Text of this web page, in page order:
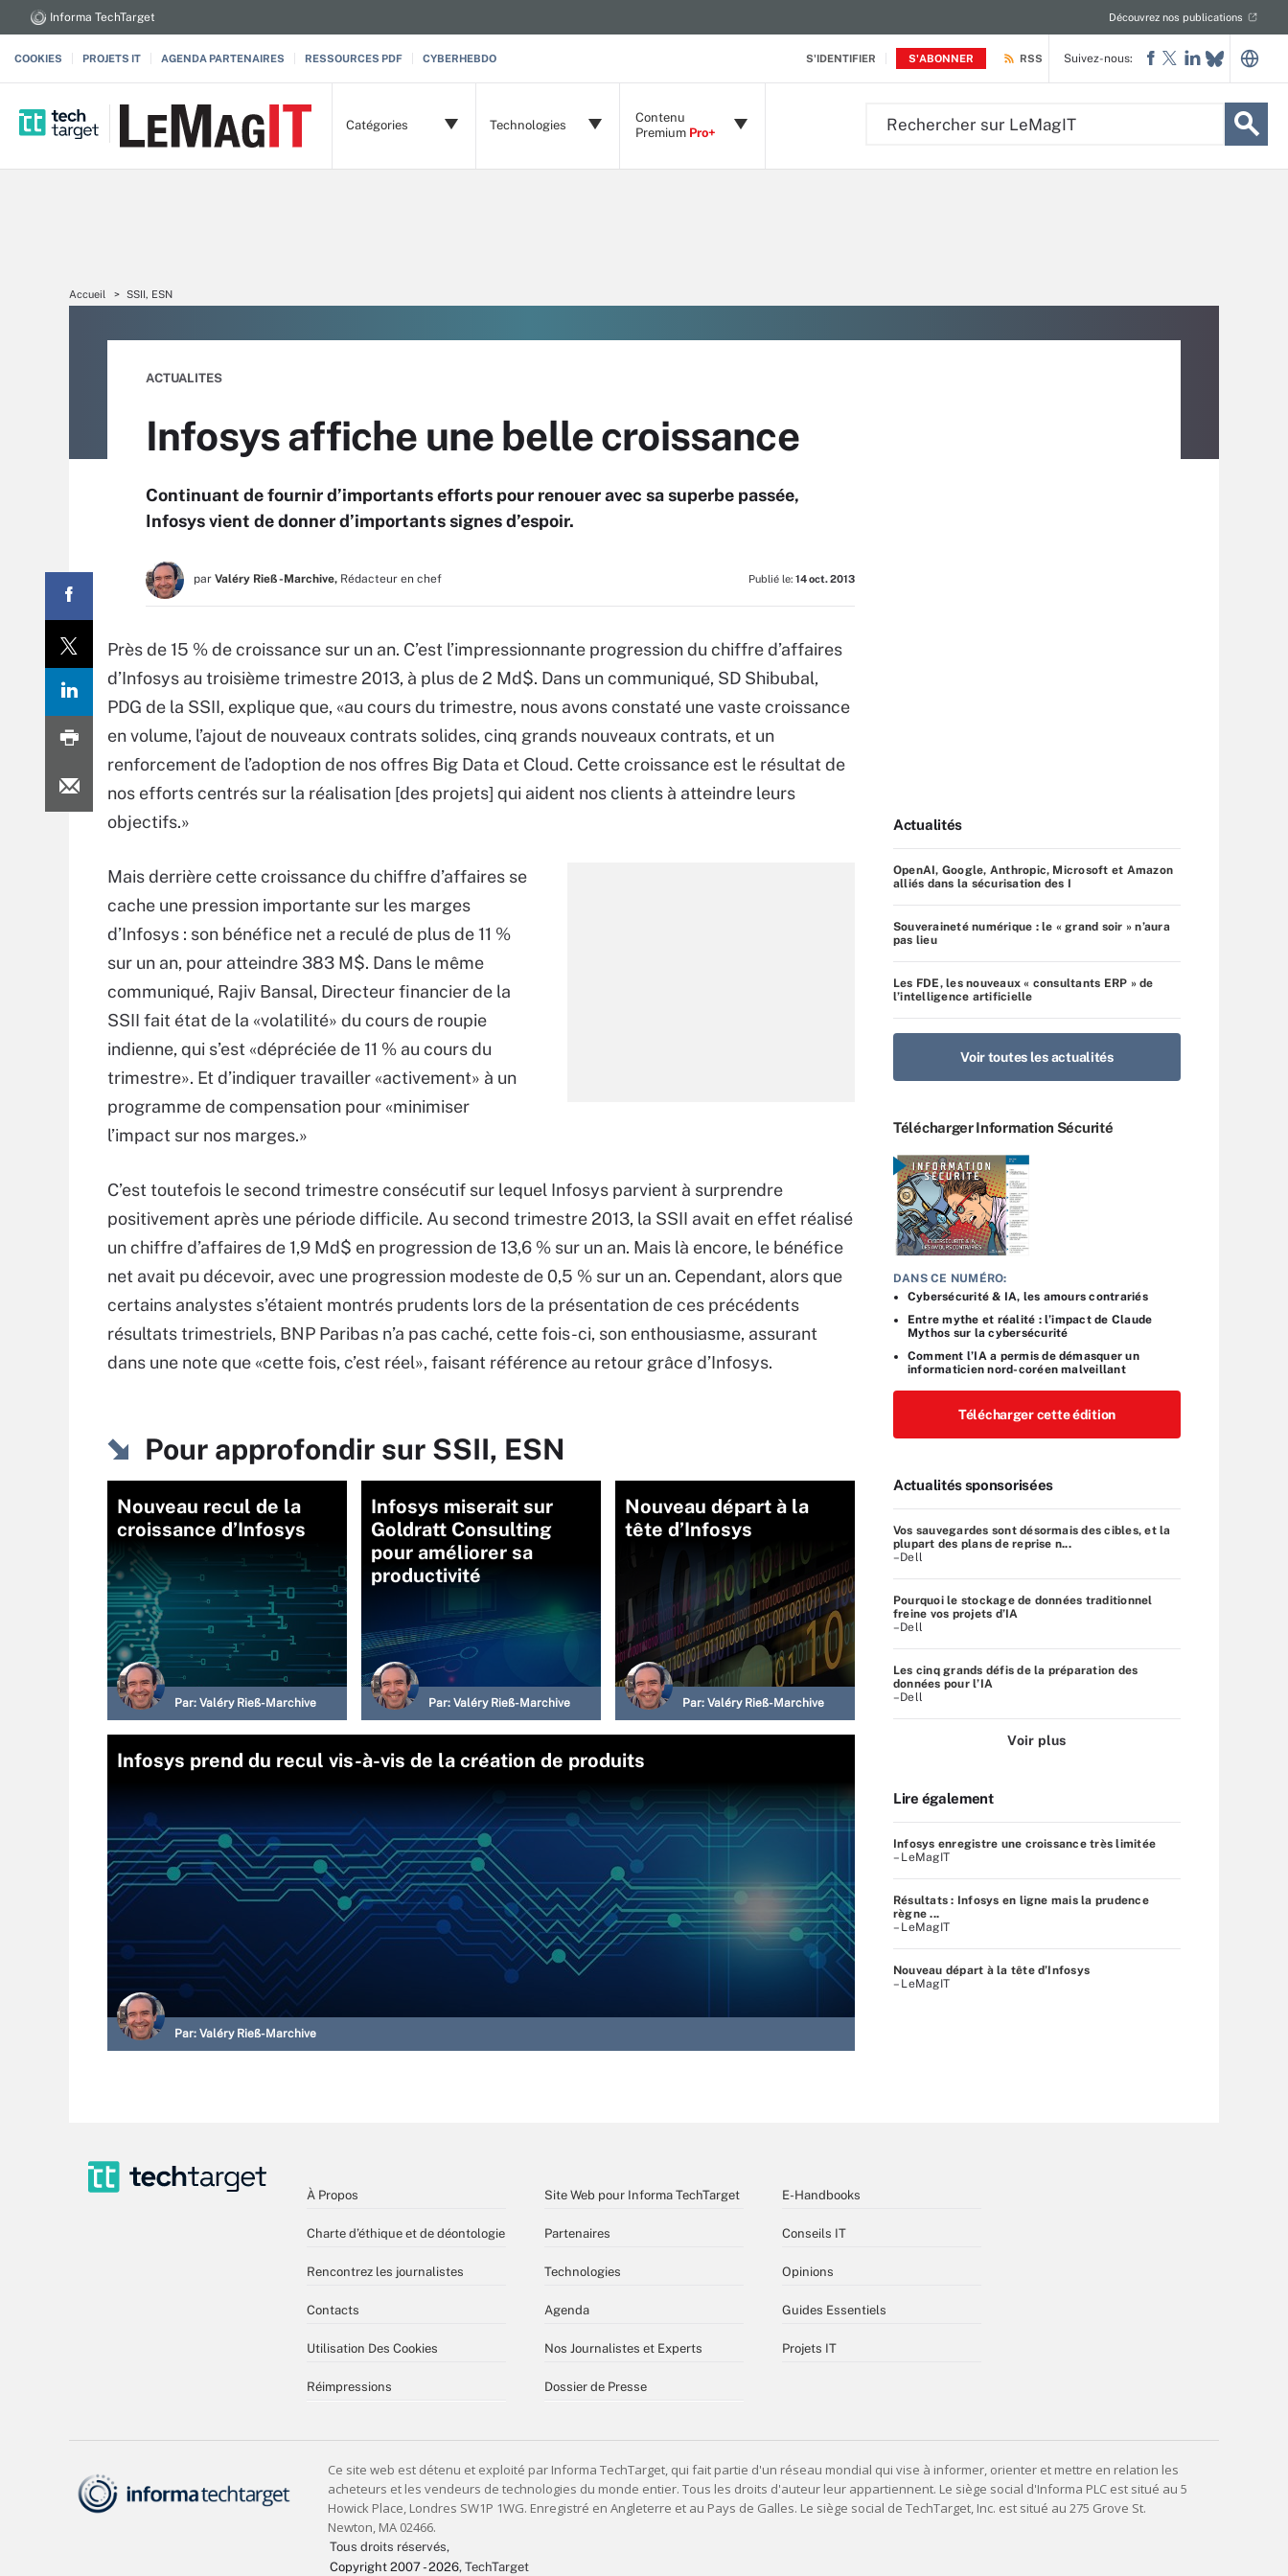
S'IDENTIFIER S'ABONNER
Informa TechTarget Découvrez nos publications
COOKIES PROJETS IT AGENDA PARTENAIRES RESSOURCES PDF CYBERHEBDO RSS
Catégories Technologies
Contenu
Premium Pro+
Suivez-nous:
Accueil SSII, ESN
ACTUALITES
Infosys affiche une belle croissance
Continuant de fournir d’importants efforts pour renouer avec sa superbe passée,
Infosys vient de donner d’importants signes d’espoir.
par Valéry Rieß-Marchive, Rédacteur en chef Publié le: 14 oct. 2013
Près de 15 % de croissance sur un an. C’est l’impressionnante progression du chiffre d’affaires
d’Infosys au troisième trimestre 2013, à plus de 2 Md$. Dans un communiqué, SD Shibubal,
PDG de la SSII, explique que, «au cours du trimestre, nous avons constaté une vaste croissance
en volume, l’ajout de nouveaux contrats solides, cinq grands nouveaux contrats, et un
renforcement de l’adoption de nos offres Big Data et Cloud. Cette croissance est le résultat de
nos efforts centrés sur la réalisation [des projets] qui aident nos clients à atteindre leurs
objectifs.»
Mais derrière cette croissance du chiffre d’affaires se
cache une pression importante sur les marges
d’Infosys : son bénéfice net a reculé de plus de 11 %
sur un an, pour atteindre 383 M$. Dans le même
communiqué, Rajiv Bansal, Directeur financier de la
SSII fait état de la «volatilité» du cours de roupie
indienne, qui s’est «dépréciée de 11 % au cours du
trimestre». Et d’indiquer travailler «activement» à un
programme de compensation pour «minimiser
l’impact sur nos marges.»
C’est toutefois le second trimestre consécutif sur lequel Infosys parvient à surprendre
positivement après une période difficile. Au second trimestre 2013, la SSII avait en effet réalisé
un chiffre d’affaires de 1,9 Md$ en progression de 13,6 % sur un an. Mais là encore, le bénéfice
net avait pu décevoir, avec une progression modeste de 0,5 % sur un an. Cependant, alors que
certains analystes s’étaient montrés prudents lors de la présentation de ces précédents
résultats trimestriels, BNP Paribas n’a pas caché, cette fois-ci, son enthousiasme, assurant
dans une note que «cette fois, c’est réel», faisant référence au retour grâce d’Infosys.
Pour approfondir sur SSII, ESN
Nouveau recul de la
croissance d’Infosys
Par: Valéry Rieß-Marchive
Infosys miserait sur
Goldratt Consulting
pour améliorer sa
productivité
Par: Valéry Rieß-Marchive
Nouveau départ à la
tête d’Infosys
Par: Valéry Rieß-Marchive
Infosys prend du recul vis-à-vis de la création de produits
Par: Valéry Rieß-Marchive
Actualités
OpenAI, Google, Anthropic, Microsoft et Amazon
alliés dans la sécurisation des I
Souveraineté numérique : le « grand soir » n’aura
pas lieu
Les FDE, les nouveaux « consultants ERP » de
l’intelligence artificielle
Voir toutes les actualités
Télécharger Information Sécurité
DANS CE NUMÉRO:
Cybersécurité & IA, les amours contrariés
Entre mythe et réalité : l’impact de Claude
Mythos sur la cybersécurité
Comment l’IA a permis de démasquer un
informaticien nord-coréen malveillant
Télécharger cette édition
Actualités sponsorisées
Vos sauvegardes sont désormais des cibles, et la
plupart des plans de reprise n...
–Dell
Pourquoi le stockage de données traditionnel
freine vos projets d’IA
–Dell
Les cinq grands défis de la préparation des
données pour l’IA
–Dell
Voir plus
Lire également
Infosys enregistre une croissance très limitée
– LeMagIT
Résultats : Infosys en ligne mais la prudence
règne ...
– LeMagIT
Nouveau départ à la tête d’Infosys
– LeMagIT
À Propos
Charte d’éthique et de déontologie
Rencontrez les journalistes
Contacts
Utilisation Des Cookies
Réimpressions
Site Web pour Informa TechTarget
Partenaires
Technologies
Agenda
Nos Journalistes et Experts
Dossier de Presse
E-Handbooks
Conseils IT
Opinions
Guides Essentiels
Projets IT
Tous droits réservés,
Copyright 2007 - 2026, TechTarget